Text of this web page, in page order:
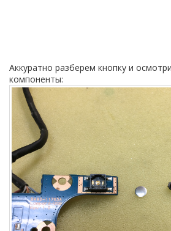
Аккуратно разберем кнопку и
компоненты: